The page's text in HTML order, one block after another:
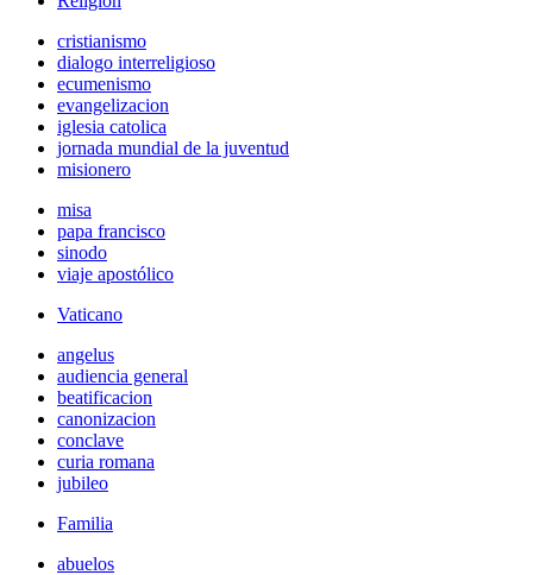
cristianismo
dialogo interreligioso
ecumenismo
evangelizacion
iglesia catolica
jornada mundial de la juventud
misionero
misa
papa francisco
sinodo
viaje apostólico
Vaticano
angelus
audiencia general
beatificacion
canonizacion
conclave
curia romana
jubileo
Familia
abuelos